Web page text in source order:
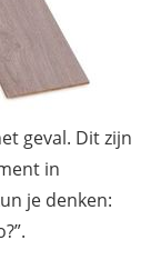
geval. Dit zijn
in
je denken: